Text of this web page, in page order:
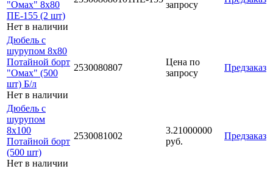
"Омах" 8х80
ПЕ-155 (2 шт)
Нет в наличии
запросу
Дюбель с
шурупом 8х80
Потайной борт
"Омах" (500
шт) Б/л
Нет в наличии
2530080807
Цена по
запросу
Предзаказ
Дюбель с
шурупом
8х100
Потайной борт
(500 шт)
Нет в наличии
2530081002
3.21000000
руб.
Предзаказ